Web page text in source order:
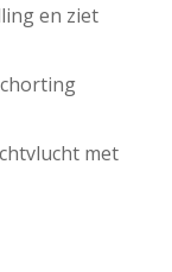
en ziet
met